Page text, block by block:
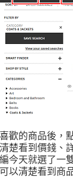
歡的商品後，
楚看到價錢、
今天就選了一
以清楚看到商